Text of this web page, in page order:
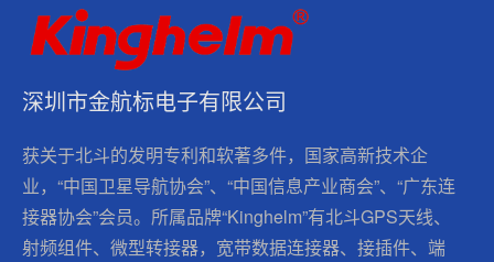
深圳市金航标电子有限公司
获关于北斗的发明专利和软著多件，国家高新技术企
业，“中国卫星导航协会”、“中国信息产业商会”、“广东连
接器协会”会员。所属品牌“Kinghelm”有北斗GPS天线、
射频组件、微型转接器，宽带数据连接器、接插件、端